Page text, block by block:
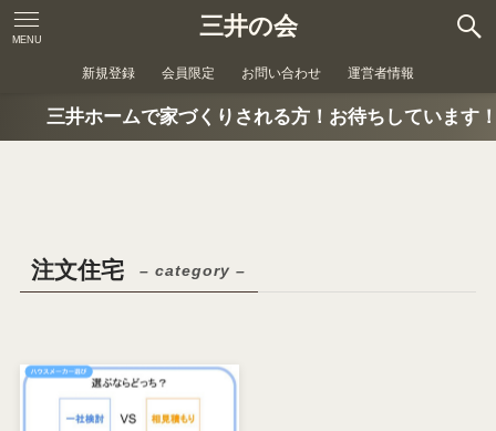
三井の会
MENU
新規登録 会員限定 お問い合わせ 運営者情報
三井ホームで家づくりされる方！お待ちしています！
注文住宅 – category –